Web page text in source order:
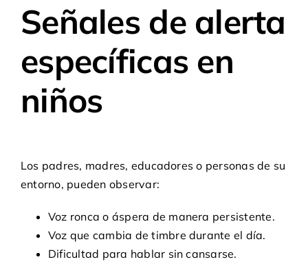
Señales de alerta
específicas en
niños
Los padres, madres, educadores o personas de su
entorno, pueden observar:
Voz ronca o áspera de manera persistente.
Voz que cambia de timbre durante el día.
Dificultad para hablar sin cansarse.